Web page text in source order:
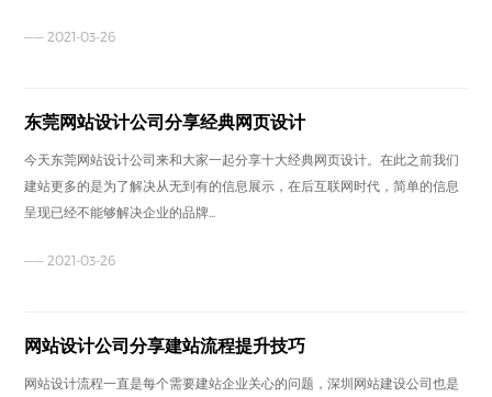
—— 2021-03-26
东莞网站设计公司分享经典网页设计
今天东莞网站设计公司来和大家一起分享十大经典网页设计。在此之前我们
建站更多的是为了解决从无到有的信息展示，在后互联网时代，简单的信息
呈现已经不能够解决企业的品牌...
—— 2021-03-26
网站设计公司分享建站流程提升技巧
网站设计流程一直是每个需要建站企业关心的问题，深圳网站建设公司也是